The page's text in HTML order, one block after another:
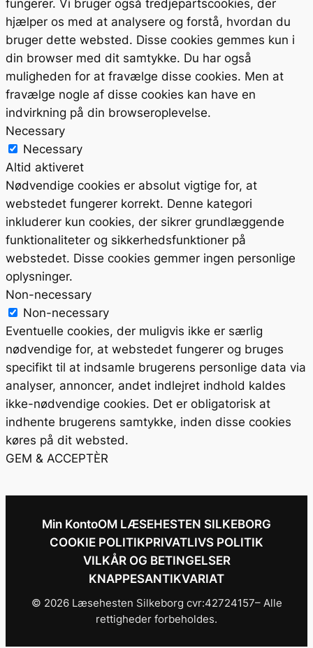
fungerer. Vi bruger også tredjepartscookies, der
hjælper os med at analysere og forstå, hvordan du
bruger dette websted. Disse cookies gemmes kun i
din browser med dit samtykke. Du har også
muligheden for at fravælge disse cookies. Men at
fravælge nogle af disse cookies kan have en
indvirkning på din browseroplevelse.
Necessary
Necessary
Altid aktiveret
Nødvendige cookies er absolut vigtige for, at
webstedet fungerer korrekt. Denne kategori
inkluderer kun cookies, der sikrer grundlæggende
funktionaliteter og sikkerhedsfunktioner på
webstedet. Disse cookies gemmer ingen personlige
oplysninger.
Non-necessary
Non-necessary
Eventuelle cookies, der muligvis ikke er særlig
nødvendige for, at webstedet fungerer og bruges
specifikt til at indsamle brugerens personlige data via
analyser, annoncer, andet indlejret indhold kaldes
ikke-nødvendige cookies. Det er obligatorisk at
indhente brugerens samtykke, inden disse cookies
køres på dit websted.
GEM & ACCEPTÈR
Min KontoOM LÆSEHESTEN SILKEBORG
COOKIE POLITIKPRIVATLIVS POLITIK
VILKÅR OG BETINGELSER
KNAPPESANTIKVARIAT
© 2026 Læsehesten Silkeborg cvr:42724157– Alle
rettigheder forbeholdes.